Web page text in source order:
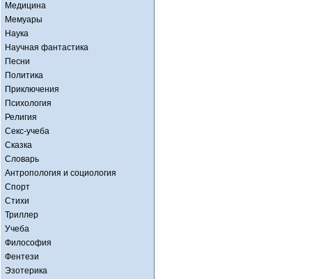
Медицина
Мемуары
Наука
Научная фантастика
Песни
Политика
Приключения
Психология
Религия
Секс-учеба
Сказка
Словарь
Антропология и социология
Спорт
Стихи
Триллер
Учеба
Философия
Фентези
Эзотерика